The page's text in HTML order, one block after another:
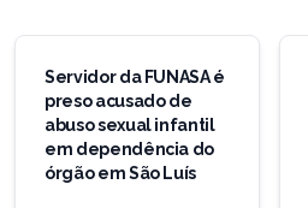
Navegação
Post
Servidor da FUNASA é
preso acusado de
abuso sexual infantil
em dependência do
órgão em São Luís